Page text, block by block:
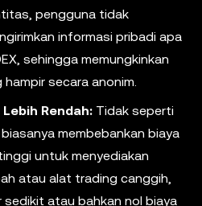
pengguna tidak
informasi pribadi apa
sehingga memungkinkan
secara anonim.
Rendah: Tidak seperti
membebankan biaya
untuk menyediakan
atau alat trading canggih,
sedikit atau bahkan nol biaya